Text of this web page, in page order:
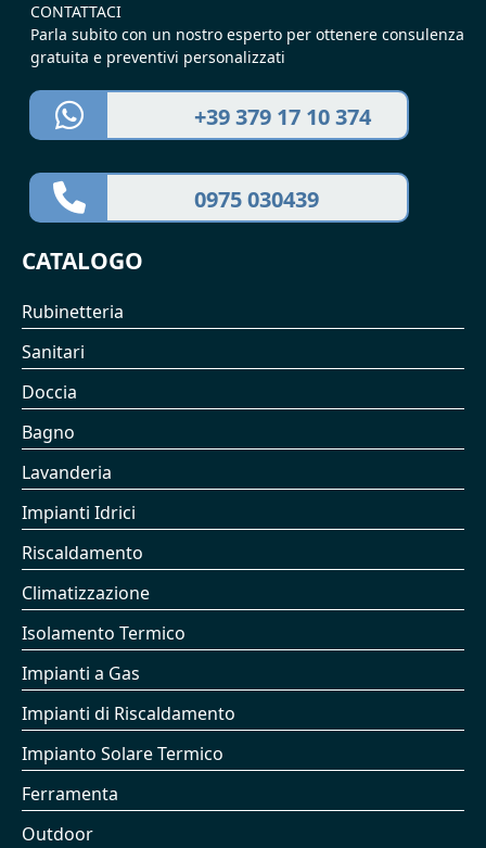
CONTATTACI
Parla subito con un nostro esperto per ottenere consulenza
gratuita e preventivi personalizzati
+39 379 17 10 374
0975 030439
CATALOGO
Rubinetteria
Sanitari
Doccia
Bagno
Lavanderia
Impianti Idrici
Riscaldamento
Climatizzazione
Isolamento Termico
Impianti a Gas
Impianti di Riscaldamento
Impianto Solare Termico
Ferramenta
Outdoor